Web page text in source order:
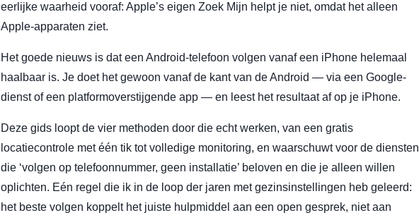
eerlijke waarheid vooraf: Apple’s eigen Zoek Mijn helpt je niet, omdat het alleen
Apple-apparaten ziet.
Het goede nieuws is dat een Android-telefoon volgen vanaf een iPhone helemaal
haalbaar is. Je doet het gewoon vanaf de kant van de Android — via een Google-
dienst of een platformoverstijgende app — en leest het resultaat af op je iPhone.
Deze gids loopt de vier methoden door die echt werken, van een gratis
locatiecontrole met één tik tot volledige monitoring, en waarschuwt voor de diensten
die ‘volgen op telefoonnummer, geen installatie’ beloven en die je alleen willen
oplichten. Eén regel die ik in de loop der jaren met gezinsinstellingen heb geleerd:
het beste volgen koppelt het juiste hulpmiddel aan een open gesprek, niet aan